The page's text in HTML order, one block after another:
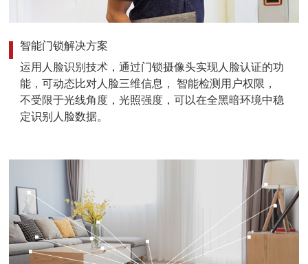
智能门锁解决方案
运用人脸识别技术，通过门锁摄像头实现人脸认证的功
能，可动态比对人脸三维信息， 智能检测用户权限，
不受限于光线角度，光照强度，可以在全黑暗环境中稳
定识别人脸数据。